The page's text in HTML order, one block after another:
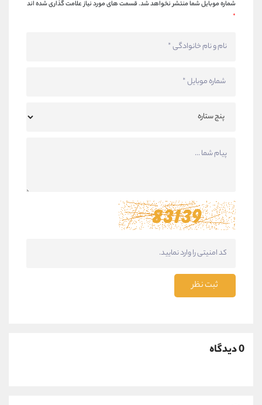
شماره موبایل شما منتشر نخواهد شد.قسمت های مورد نیاز علامت گذاری شده اند
*
ثبت نظر
0 دیدگاه